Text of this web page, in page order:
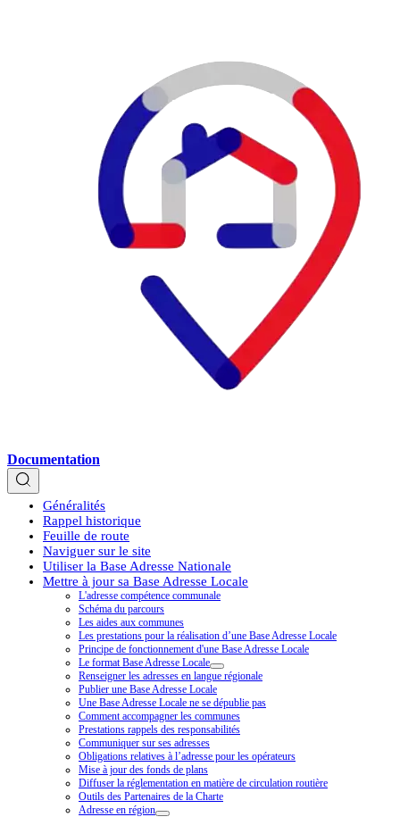
Documentation
Généralités
Rappel historique
Feuille de route
Naviguer sur le site
Utiliser la Base Adresse Nationale
Mettre à jour sa Base Adresse Locale
L'adresse compétence communale
Schéma du parcours
Les aides aux communes
Les prestations pour la réalisation d’une Base Adresse Locale
Principe de fonctionnement d'une Base Adresse Locale
Le format Base Adresse Locale
Renseigner les adresses en langue régionale
Publier une Base Adresse Locale
Une Base Adresse Locale ne se dépublie pas
Comment accompagner les communes
Prestations rappels des responsabilités
Communiquer sur ses adresses
Obligations relatives à l’adresse pour les opérateurs
Mise à jour des fonds de plans
Diffuser la réglementation en matière de circulation routière
Outils des Partenaires de la Charte
Adresse en région